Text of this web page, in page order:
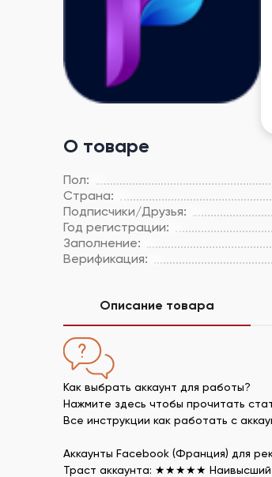
О товаре
Пол:
Страна:
Подписчики/Друзья:
Год регистрации:
Заполнение:
Верификация:
Описание товара
Как выбрать аккаунт для работы?
Нажмите здесь чтобы прочитать
Все инструкции как работать с
Аккаунты Facebook (Франция) для
Траст аккаунта: ★★★★★ Наивысший